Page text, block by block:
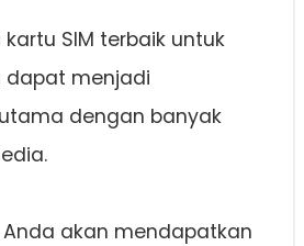
SIM terbaik untuk
dapat menjadi
dengan banyak
Anda akan mendapatkan